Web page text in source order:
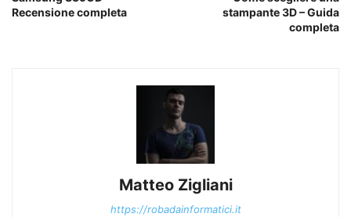
Recensione completa
stampante 3D – Guida
completa
Matteo Zigliani
https://robadainformatici.it